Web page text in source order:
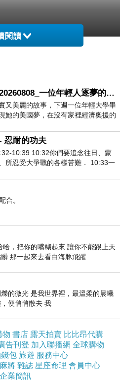
閱讀
小朱週記 20260808_一位年輕人逐夢的真實故事
又美麗的故事，下週一位年輕大學畢
她的美國夢，在沒有家裡經濟奧援的
自我努力工作累積出國基
忍耐的功夫
10:39 10:32你們要追念往日、蒙
所忍受大爭戰的各樣苦難． 10:33一
患難、成了戲景、叫眾人
合。
，把你的嘴糊起來 讓你不能跟上天
那一起來去看白海豚飛躍
的微光 是我世界裡，最溫柔的晨曦
便悄悄散去 我
物 書店 露天拍賣 比比昂代購
告刊登 加入聯播網 全球購物
包 旅遊 服務中心
將 雜誌 星座命理 會員中心
企業簡訊